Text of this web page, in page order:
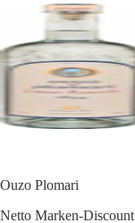
Ouzo Plomari
Netto Marken-Discount